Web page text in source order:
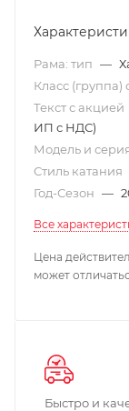
Рама: тип —
Класс
Текст с акцией
ИП с НДС)
Модель и
Стиль катания
Год-Сезон —
Все
Цена
может
Быстро и